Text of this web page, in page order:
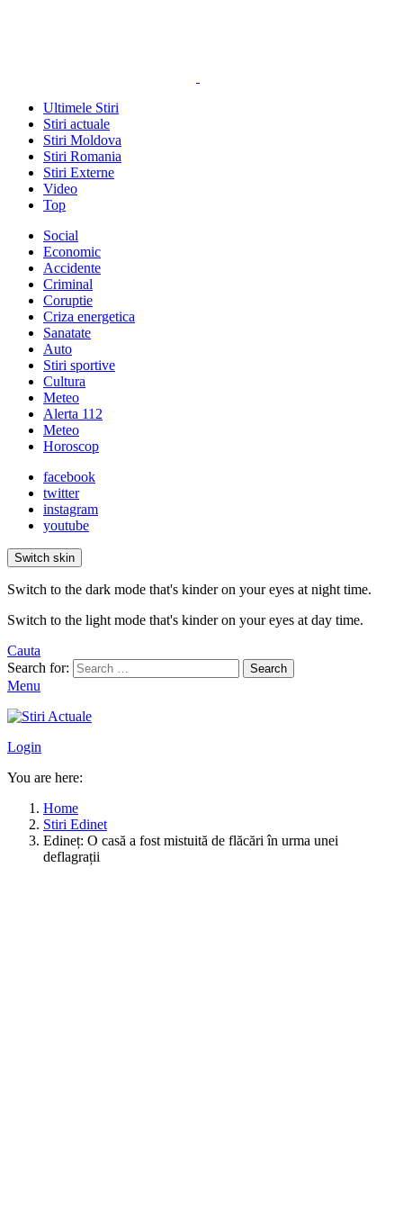
Ultimele Stiri
Stiri actuale
Stiri Moldova
Stiri Romania
Stiri Externe
Video
Top
Social
Economic
Accidente
Criminal
Coruptie
Criza energetica
Sanatate
Auto
Stiri sportive
Cultura
Meteo
Alerta 112
Meteo
Horoscop
facebook
twitter
instagram
youtube
Switch skin
Switch to the dark mode that's kinder on your eyes at night time.
Switch to the light mode that's kinder on your eyes at day time.
Cauta
Search for:
Search
Menu
Login
You are here:
Home
Stiri Edinet
Edineț: O casă a fost mistuită de flăcări în urma unei
deflagrații